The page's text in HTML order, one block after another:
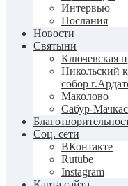
Интервью
Послания
Новости
Святыни
Ключевская
Никольский
собор
Маколово
Сабур-
Соц. сети
ВКонтакте
Rutube
Instagram